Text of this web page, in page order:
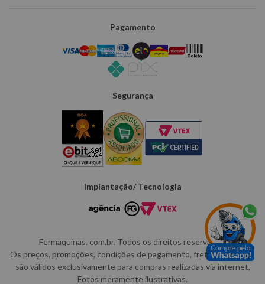
Pagamento
Segurança
Implantação/ Tecnologia
Fermaquinas. com.br. Todos os direitos reservados.
Os preços, promoções, condições de pagamento, frete e produtos
são válidos exclusivamente para compras realizadas via internet,
Fotos meramente ilustrativas.